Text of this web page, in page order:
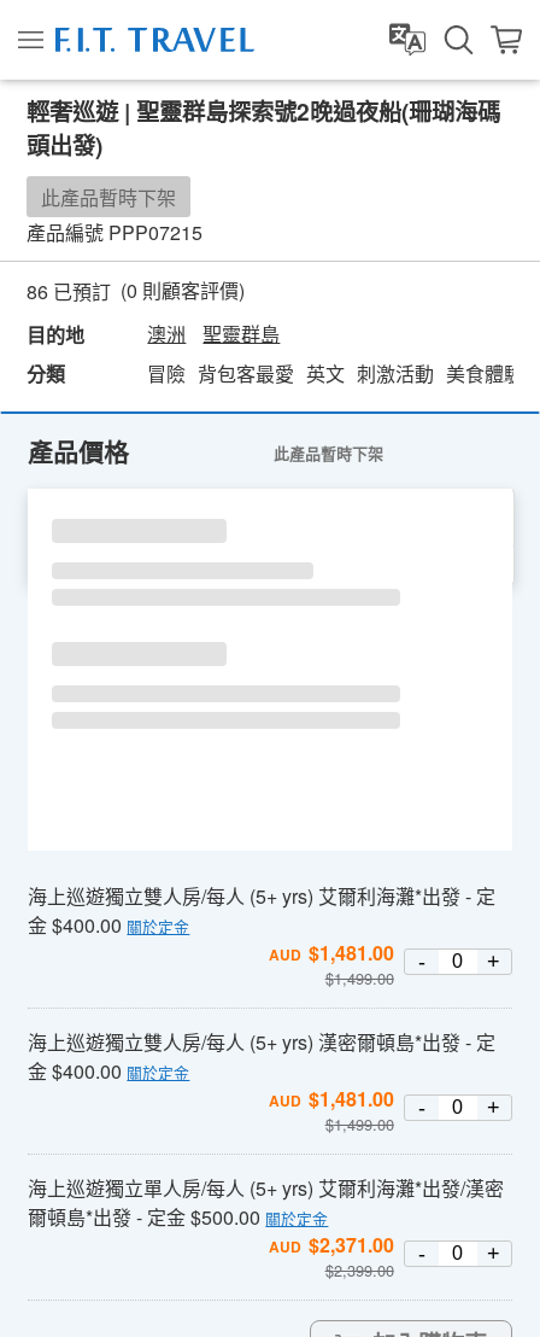
輕奢巡遊 | 聖靈群島探索號2晚過夜船(珊瑚海碼
頭出發)
此產品暫時下架
產品編號 PPP07215
86 已預訂 (0 則顧客評價)
目的地
澳洲
聖靈群島
分類
冒險 背包客最愛 英文 刺激活動 美食體驗
產品價格 此產品暫時下架
海上巡遊獨立雙人房/每人 (5+ yrs) 艾爾利海灘*出發 - 定
金 $400.00 關於定金
AUD $1,481.00
$1,499.00
- +
海上巡遊獨立雙人房/每人 (5+ yrs) 漢密爾頓島*出發 - 定
金 $400.00 關於定金
AUD $1,481.00
$1,499.00
- +
海上巡遊獨立單人房/每人 (5+ yrs) 艾爾利海灘*出發/漢密
爾頓島*出發 - 定金 $500.00 關於定金
AUD $2,371.00
$2,399.00
- +